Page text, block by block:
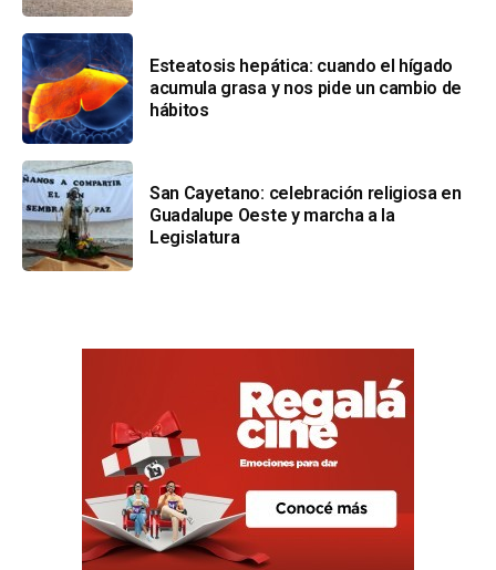
Esteatosis hepática: cuando el hígado
acumula grasa y nos pide un cambio de
hábitos
San Cayetano: celebración religiosa en
Guadalupe Oeste y marcha a la
Legislatura